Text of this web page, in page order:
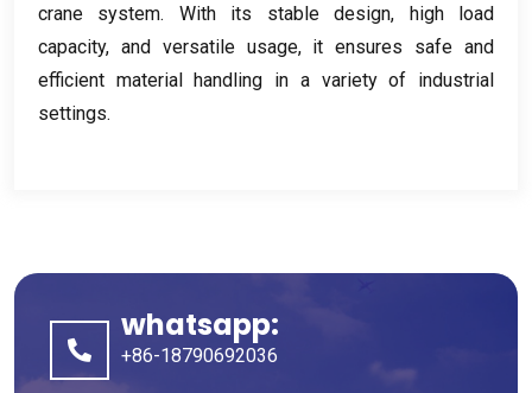
crane system. With its stable design, high load
capacity, and versatile usage, it ensures safe and
efficient material handling in a variety of industrial
settings.
whatsapp:
+86-18790692036